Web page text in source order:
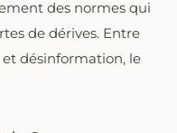
des normes qui
de dérives. Entre
désinformation, le